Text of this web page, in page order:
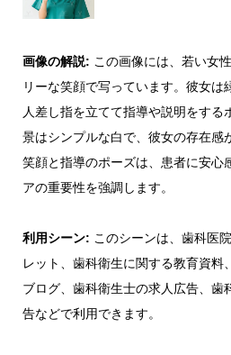
画像の解説: この画像には、若い女
リーな笑顔で写っています。彼女は
人差し指を立てて指導や説明をする
景はシンプルな白で、彼女の存在感
笑顔と指導のポーズは、患者に安心
アの重要性を強調します。
利用シーン: このシーンは、歯科医
レット、歯科衛生に関する教育資料
ブログ、歯科衛生士の求人広告、歯
告などで利用できます。